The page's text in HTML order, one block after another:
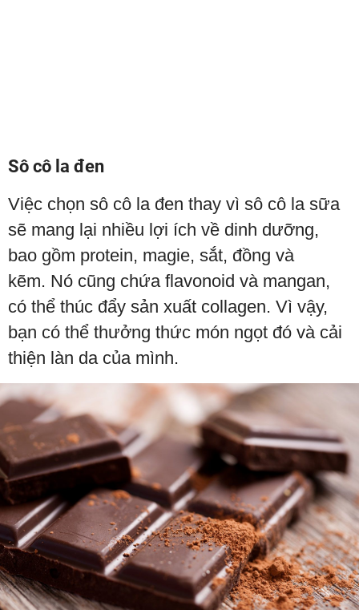
Sô cô la đen
Việc chọn sô cô la đen thay vì sô cô la sữa
sẽ mang lại nhiều lợi ích về dinh dưỡng,
bao gồm protein, magie, sắt, đồng và
kẽm. Nó cũng chứa flavonoid và mangan,
có thể thúc đẩy sản xuất collagen. Vì vậy,
bạn có thể thưởng thức món ngọt đó và cải
thiện làn da của mình.